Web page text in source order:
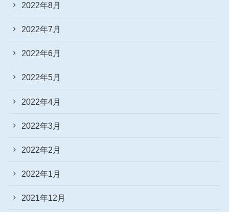
2022年8月
2022年7月
2022年6月
2022年5月
2022年4月
2022年3月
2022年2月
2022年1月
2021年12月